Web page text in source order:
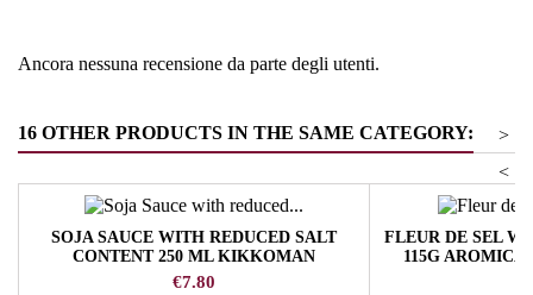
Ancora nessuna recensione da parte degli utenti.
16 OTHER PRODUCTS IN THE SAME CATEGORY:
>
<
SOJA SAUCE WITH REDUCED SALT
CONTENT 250 ML KIKKOMAN
Price
€7.80
FLEUR DE SEL
115G AROMICA